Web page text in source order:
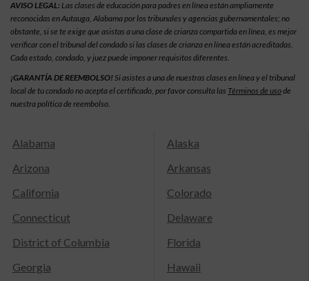
AVISO LEGAL:Las clases de educación para padres en línea están ampliamente
reconocidas en Autauga, Alabama por los tribunales y agencias gubernamentales; no
obstante, si se te exige que asistas a una clase de crianza compartida en línea, es mejor
verificar con el tribunal del condado si las clases de crianza en línea están acreditadas.
Cada estado, condado, y juez puede imponer requisitos diferentes.
¡GARANTÍA DE REEMBOLSO! Si asistes a una de nuestras clases en línea y el tribunal
local de tu condado no acepta el certificado, por favor consulta las Términos de usode
nuestra política de reembolso.
Alabama
Alaska
Arizona
Arkansas
California
Colorado
Connecticut
Delaware
District of Columbia
Florida
Georgia
Hawaii